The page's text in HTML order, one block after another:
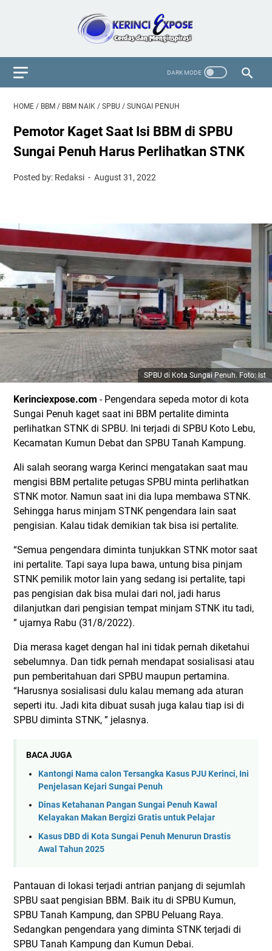
HOME / BBM / BBM NAIK / SPBU / SUNGAI PENUH
Pemotor Kaget Saat Isi BBM di SPBU
Sungai Penuh Harus Perlihatkan STNK
Posted by: Redaksi August 31, 2022
SPBU di Kota Sungai Penuh. Foto: Ist
Kerinciexpose.com - Pengendara sepeda motor di kota
Sungai Penuh kaget saat ini BBM pertalite diminta
perlihatkan STNK di SPBU. Ini terjadi di SPBU Koto Lebu,
Kecamatan Kumun Debat dan SPBU Tanah Kampung.
Ali salah seorang warga Kerinci mengatakan saat mau
mengisi BBM pertalite petugas SPBU minta perlihatkan
STNK motor. Namun saat ini dia lupa membawa STNK.
Sehingga harus minjam STNK pengendara lain saat
pengisian. Kalau tidak demikian tak bisa isi pertalite.
“Semua pengendara diminta tunjukkan STNK motor saat
ini pertalite. Tapi saya lupa bawa, untung bisa pinjam
STNK pemilik motor lain yang sedang isi pertalite, tapi
pas pengisian dak bisa mulai dari nol, jadi harus
dilanjutkan dari pengisian tempat minjam STNK itu tadi,
” ujarnya Rabu (31/8/2022).
Dia merasa kaget dengan hal ini tidak pernah diketahui
sebelumnya. Dan tidk pernah mendapat sosialisasi atau
pun pemberitahuan dari SPBU maupun pertamina.
“Harusnya sosialisasi dulu kalau memang ada aturan
seperti itu. Jadi kita dibuat susah juga kalau tiap isi di
SPBU diminta STNK, ” jelasnya.
BACA JUGA
Kantongi Nama calon Tersangka Kasus PJU Kerinci, Ini
Penjelasan Kejari Sungai Penuh
Dinas Ketahanan Pangan Sungai Penuh Kawal
Kelayakan Makan Bergizi Gratis untuk Pelajar
Kasus DBD di Kota Sungai Penuh Menurun Drastis
Awal Tahun 2025
Pantauan di lokasi terjadi antrian panjang di sejumlah
SPBU saat pengisian BBM. Baik itu di SPBU Kumun,
SPBU Tanah Kampung, dan SPBU Peluang Raya.
Sedangkan pengendara yang diminta STNK terjadi di
SPBU Tanah Kampung dan Kumun Debai.